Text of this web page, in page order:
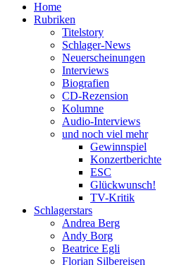
Home
Rubriken
Titelstory
Schlager-News
Neuerscheinungen
Interviews
Biografien
CD-Rezension
Kolumne
Audio-Interviews
und noch viel mehr
Gewinnspiel
Konzertberichte
ESC
Glückwunsch!
TV-Kritik
Schlagerstars
Andrea Berg
Andy Borg
Beatrice Egli
Florian Silbereisen